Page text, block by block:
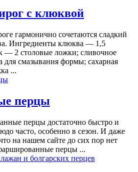
с клюквой
гармонично сочетаются сладкий
Ингредиенты клюква — 1,5
— 2 столовые ложки; сливочное
смазывания формы; сахарная
...
перцы
перцы достаточно быстро и
часто, особенно в сезон. И даже
на нашем сайте до сих пор нет
перцы ...